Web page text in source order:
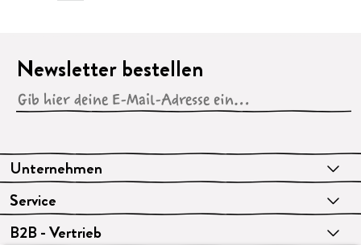
Unternehmen
Service
B2B - Vertrieb
Newsletter bestellen